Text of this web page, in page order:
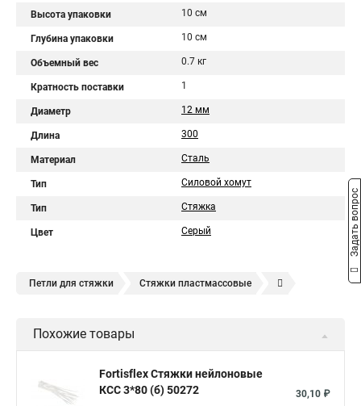
Высота упаковки 10 см
Глубина упаковки 10 см
Объемный вес 0.7 кг
Кратность поставки 1
Диаметр 12 мм
Длина 300
Материал Сталь
Тип Силовой хомут
Тип Стяжка
Цвет Серый
Петли для стяжки Стяжки пластмассовые
Стяжки зажим Хомут стяжка нейлоновая купить в
Стяжка alt Хомуты стяжки труб Стяжки магазин
Похожие товары
Fortisflex Стяжки нейлоновые
КСС 3*80 (б) 50272
30,10 ₽
Задать вопрос